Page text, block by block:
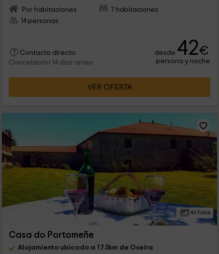
Por habitaciones
7 habitaciones
14 personas
Contacto directo
Cancelación 14 días antes
desde 42€
persona y noche
VER OFERTA
46 Fotos
Casa do Portomeñe
Alojamiento ubicado a 17.3km de Oseira